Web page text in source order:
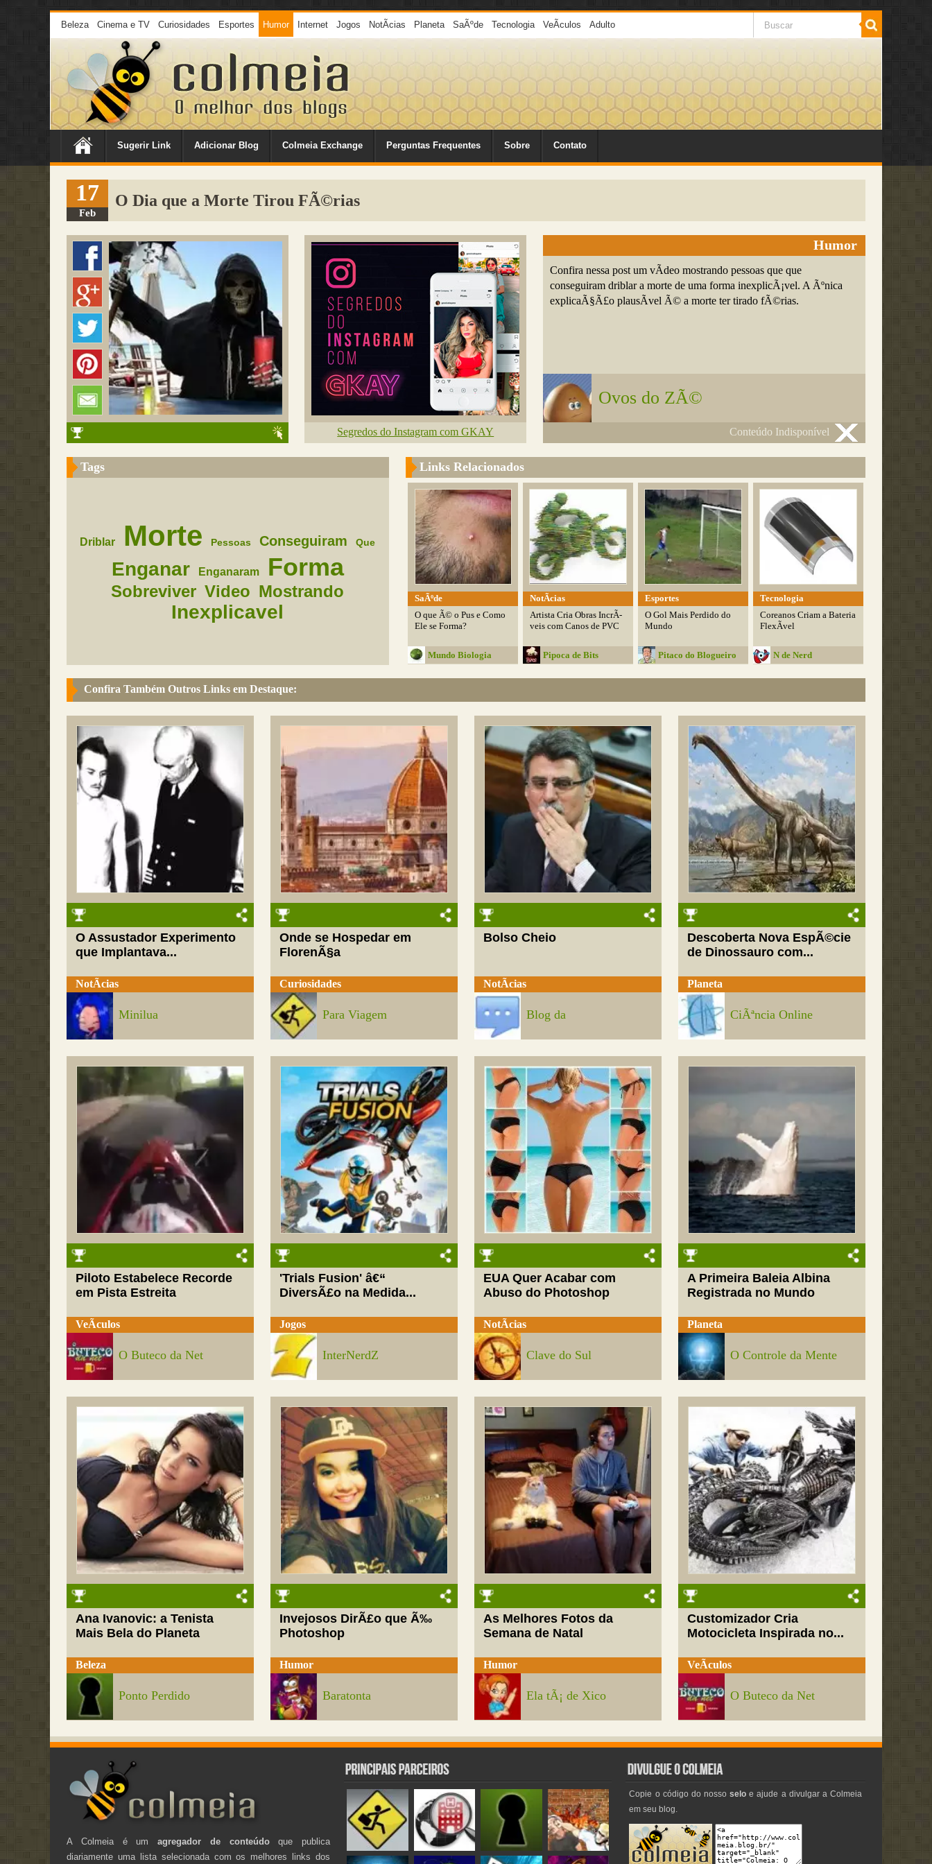
Beleza Cinema e TV Curiosidades Esportes Humor Internet Jogos NotÃ­cias Planeta SaÃºde Tecnologia VeÃ­culos Adulto
Sugerir Link Adicionar Blog Colmeia Exchange Perguntas Frequentes Sobre Contato
17
Feb
O Dia que a Morte Tirou FÃ©rias
Segredos do Instagram com GKAY
Humor
Confira nessa post um vÃ­deo mostrando pessoas que que
conseguiram driblar a morte de uma forma inexplicÃ¡vel. A Ãºnica
explicaÃ§Ã£o plausÃ­vel Ã© a morte ter tirado fÃ©rias.
Ovos do ZÃ©
Conteúdo Indisponível
Tags
Driblar Morte Pessoas Conseguiram Que
Enganar Enganaram Forma
Sobreviver Video Mostrando
Inexplicavel
Links Relacionados
SaÃºde
O que Ã© o Pus e Como
Ele se Forma?
Mundo Biologia
NotÃ­cias
Artista Cria Obras IncrÃ­
veis com Canos de PVC
Pipoca de Bits
Esportes
O Gol Mais Perdido do
Mundo
Pitaco do Blogueiro
Tecnologia
Coreanos Criam a Bateria
FlexÃ­vel
N de Nerd
Confira Também Outros Links em Destaque:
O Assustador Experimento
que Implantava...
NotÃ­cias
Minilua
Onde se Hospedar em
FlorenÃ§a
Curiosidades
Para Viagem
Bolso Cheio
NotÃ­cias
Blog da
Descoberta Nova EspÃ©cie
de Dinossauro com...
Planeta
CiÃªncia Online
Piloto Estabelece Recorde
em Pista Estreita
VeÃ­culos
O Buteco da Net
'Trials Fusion' â€“
DiversÃ£o na Medida...
Jogos
InterNerdZ
EUA Quer Acabar com
Abuso do Photoshop
NotÃ­cias
Clave do Sul
A Primeira Baleia Albina
Registrada no Mundo
Planeta
O Controle da Mente
Ana Ivanovic: a Tenista
Mais Bela do Planeta
Beleza
Ponto Perdido
Invejosos DirÃ£o que Ã‰
Photoshop
Humor
Baratonta
As Melhores Fotos da
Semana de Natal
Humor
Ela tÃ¡ de Xico
Customizador Cria
Motocicleta Inspirada no...
VeÃ­culos
O Buteco da Net
A Colmeia é umagregador de conteúdoque publica
diariamente uma lista selecionada com os melhores links dos
Copie o código do nossoselo e ajude a divulgar a Colmeia
em seu blog.